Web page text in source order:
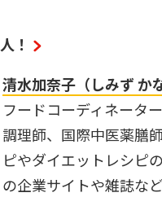
！
清水加奈子（しみず か
フードコーディネータ
調理師、国際中医薬膳
ピやダイエットレシピ
の企業サイトや雑誌な